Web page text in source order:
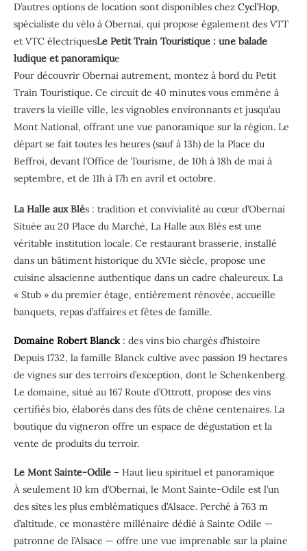
D’autres options de location sont disponibles chez Cycl’Hop,
spécialiste du vélo à Obernai, qui propose également des VTT
et VTC électriquesLe Petit Train Touristique : une balade
ludique et panoramique
Pour découvrir Obernai autrement, montez à bord du Petit
Train Touristique. Ce circuit de 40 minutes vous emmène à
travers la vieille ville, les vignobles environnants et jusqu’au
Mont National, offrant une vue panoramique sur la région. Le
départ se fait toutes les heures (sauf à 13h) de la Place du
Beffroi, devant l’Office de Tourisme, de 10h à 18h de mai à
septembre, et de 11h à 17h en avril et octobre.
La Halle aux Blés : tradition et convivialité au cœur d’Obernai
Située au 20 Place du Marché, La Halle aux Blés est une
véritable institution locale. Ce restaurant brasserie, installé
dans un bâtiment historique du XVIe siècle, propose une
cuisine alsacienne authentique dans un cadre chaleureux. La
« Stub » du premier étage, entièrement rénovée, accueille
banquets, repas d’affaires et fêtes de famille.
Domaine Robert Blanck : des vins bio chargés d’histoire
Depuis 1732, la famille Blanck cultive avec passion 19 hectares
de vignes sur des terroirs d’exception, dont le Schenkenberg.
Le domaine, situé au 167 Route d’Ottrott, propose des vins
certifiés bio, élaborés dans des fûts de chêne centenaires. La
boutique du vigneron offre un espace de dégustation et la
vente de produits du terroir.
Le Mont Sainte-Odile – Haut lieu spirituel et panoramique
À seulement 10 km d’Obernai, le Mont Sainte-Odile est l’un
des sites les plus emblématiques d’Alsace. Perché à 763 m
d’altitude, ce monastère millénaire dédié à Sainte Odile —
patronne de l’Alsace — offre une vue imprenable sur la plaine